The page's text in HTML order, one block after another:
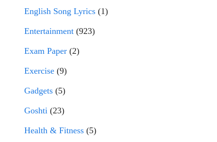
English Song Lyrics (1)
Entertainment (923)
Exam Paper (2)
Exercise (9)
Gadgets (5)
Goshti (23)
Health & Fitness (5)